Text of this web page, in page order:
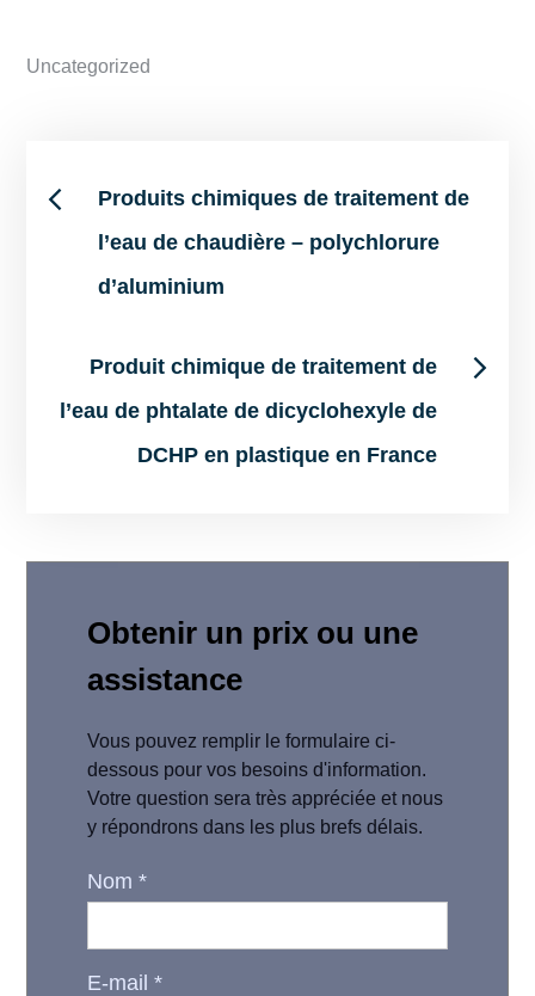
Uncategorized
Post
navigation
Produits chimiques de traitement de
l’eau de chaudière – polychlorure
d’aluminium
Produit chimique de traitement de
l’eau de phtalate de dicyclohexyle de
DCHP en plastique en France
Obtenir un prix ou une
assistance
Vous pouvez remplir le formulaire ci-
dessous pour vos besoins d'information.
Votre question sera très appréciée et nous
y répondrons dans les plus brefs délais.
Nom*
E-mail*